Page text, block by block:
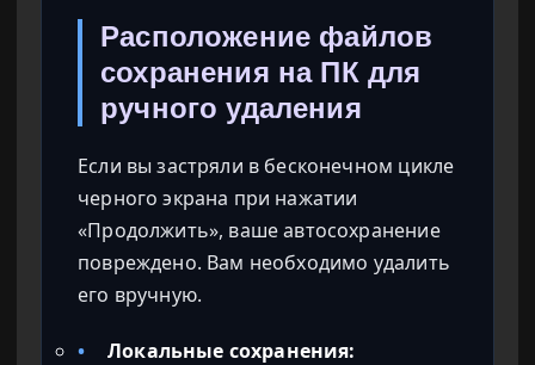
Расположение файлов
сохранения на ПК для
ручного удаления
Если вы застряли в бесконечном цикле
черного экрана при нажатии
«Продолжить», ваше автосохранение
повреждено. Вам необходимо удалить
его вручную.
•
Локальные сохранения: